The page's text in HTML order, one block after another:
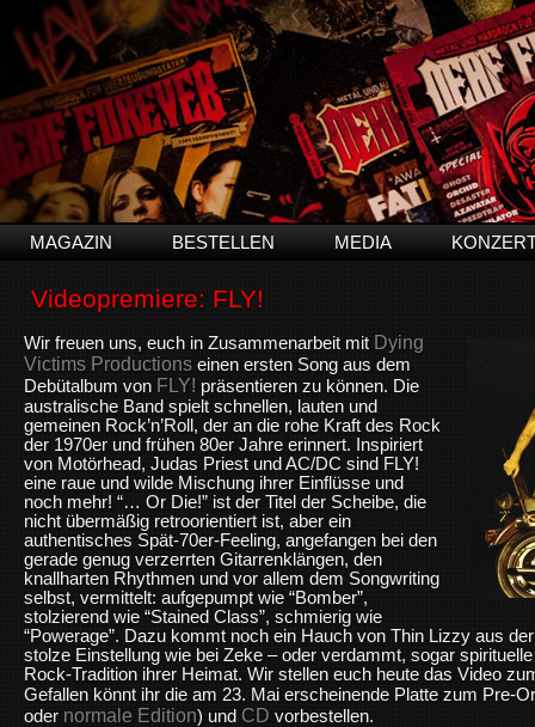
MAGAZIN BESTELLEN MEDIA
Videopremiere: FLY!
Wir freuen uns, euch in Zusammenarbeit mit Dying
Victims Productions einen ersten Song aus dem
Debütalbum von FLY! präsentieren zu können. Die
australische Band spielt schnellen, lauten und
gemeinen Rock’n’Roll, der an die rohe Kraft des Rock
der 1970er und frühen 80er Jahre erinnert. Inspiriert
von Motörhead, Judas Priest und AC/DC sind FLY!
eine raue und wilde Mischung ihrer Einflüsse und
noch mehr! “… Or Die!” ist der Titel der Scheibe, die
nicht übermäßig retroorientiert ist, aber ein
authentisches Spät-70er-Feeling, angefangen bei den
gerade genug verzerrten Gitarrenklängen, den
knallharten Rhythmen und vor allem dem Songwriting
selbst, vermittelt: aufgepumpt wie “Bomber”,
stolzierend wie “Stained Class”, schmierig wie
“Powerage”. Dazu kommt noch ein Hauch von Thin Lizzy aus
stolze Einstellung wie bei Zeke – oder verdammt, sogar
Rock-Tradition ihrer Heimat. Wir stellen euch heute das Video
Gefallen könnt ihr die am 23. Mai erscheinende Platte zum Pre-
oder normale Edition) und CD vorbestellen.